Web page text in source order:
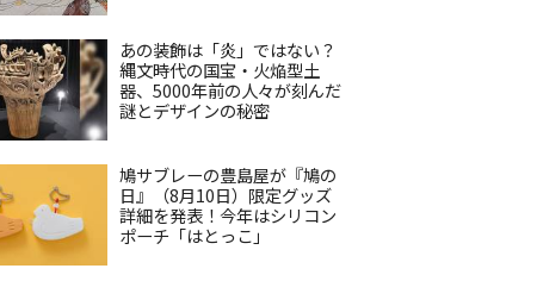
あの装飾は「炎」ではない？
縄文時代の国宝・火焔型土
器、5000年前の人々が刻んだ
謎とデザインの秘密
鳩サブレーの豊島屋が『鳩の
日』（8月10日）限定グッズ
詳細を発表！今年はシリコン
ポーチ「はとっこ」